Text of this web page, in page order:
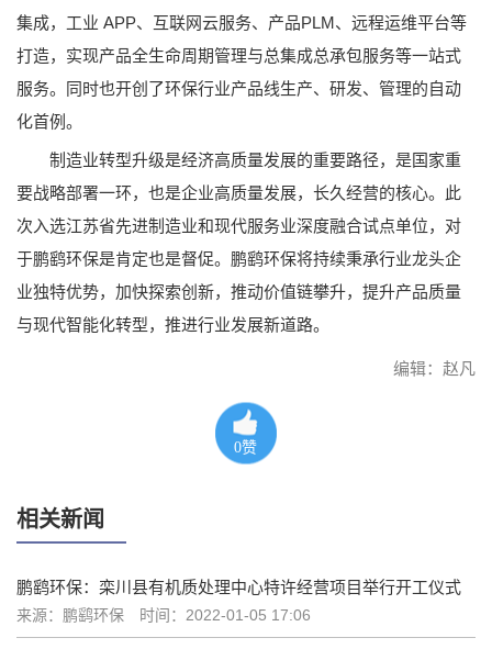
集成，工业 APP、互联网云服务、产品PLM、远程运维平台等
打造，实现产品全生命周期管理与总集成总承包服务等一站式
服务。同时也开创了环保行业产品线生产、研发、管理的自动
化首例。
制造业转型升级是经济高质量发展的重要路径，是国家重
要战略部署一环，也是企业高质量发展，长久经营的核心。此
次入选江苏省先进制造业和现代服务业深度融合试点单位，对
于鹏鹞环保是肯定也是督促。鹏鹞环保将持续秉承行业龙头企
业独特优势，加快探索创新，推动价值链攀升，提升产品质量
与现代智能化转型，推进行业发展新道路。
编辑：赵凡
0赞
相关新闻
鹏鹞环保：栾川县有机质处理中心特许经营项目举行开工仪式
来源：鹏鹞环保 时间：2022-01-05 17:06